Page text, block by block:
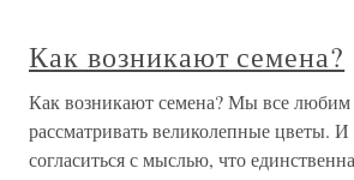
Как возникают семена?
Как возникают семена? Мы все любим
рассматривать великолепные цветы. И
согласиться с мыслью, что